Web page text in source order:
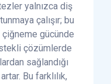
yalnızca diş
çalışır; bu
gücünde
çözümlerde
sağlandığı
Bu farklılık,